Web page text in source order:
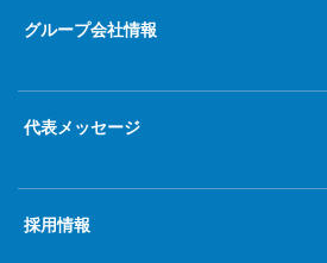
グループ会社情報
代表メッセージ
採用情報